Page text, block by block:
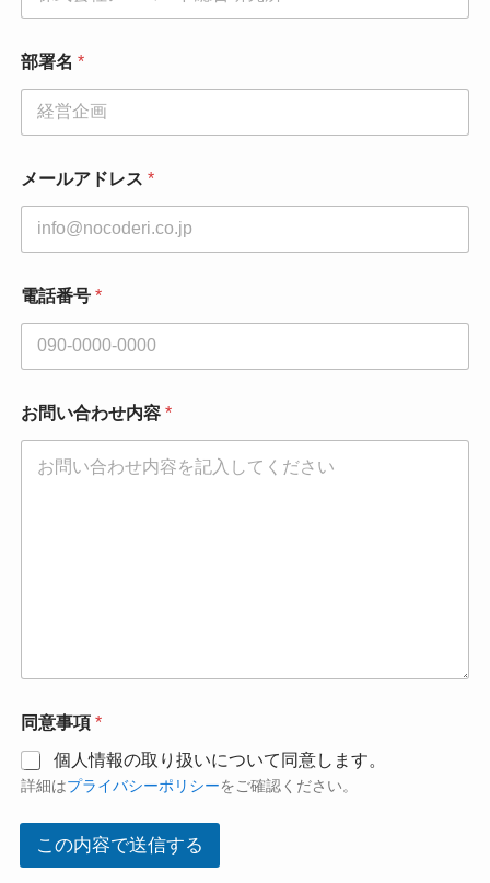
部署名 *
メールアドレス *
電話番号 *
意
事
お問い合わせ内容 *
同意事項 *
個人情報の取り扱いについて同意します。
詳細はプライバシーポリシーをご確認ください。
この内容で送信する